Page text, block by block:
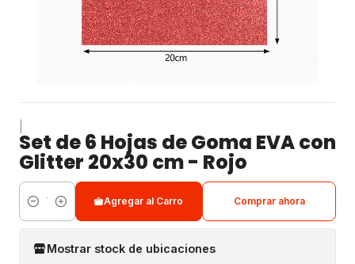
Set de 6 Hojas de Goma EVA con
Glitter 20x30 cm - Rojo
Cantidad
Agregar al Carro Comprar ahora
Mostrar stock de ubicaciones